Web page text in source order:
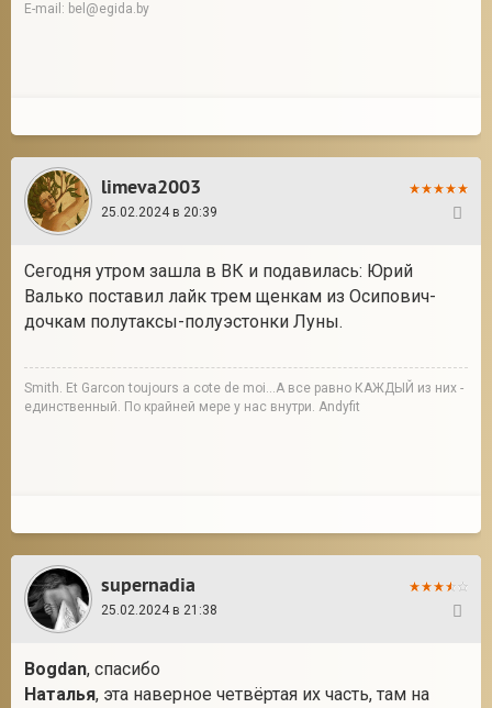
E-mail: bel@egida.by
limeva2003
25.02.2024 в 20:39
Сегодня утром зашла в ВК и подавилась: Юрий
Валько поставил лайк трем щенкам из Осипович-
дочкам полутаксы-полуэстонки Луны.
Smith. Et Garcon toujours a cote de moi...А все равно КАЖДЫЙ из них -
единственный. По крайней мере у нас внутри. Andyfit
supernadia
25.02.2024 в 21:38
Bogdan, спасибо
Наталья, эта наверное четвёртая их часть, там на